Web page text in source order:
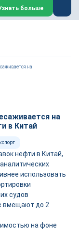
турбин
и паровых
ТЭС,
больше
на
на
в Китай
нефти в Китай,
использовать
судов
вмещают до 2
на фоне